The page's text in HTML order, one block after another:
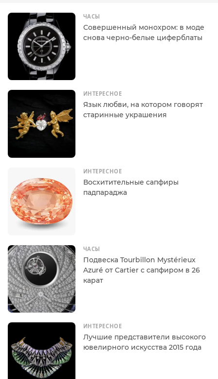
ЧАСЫ
Совершенный монохром: в моде
снова черно-белые циферблаты
ИНТЕРЕСНОЕ
Язык любви, на котором говорят
старинные украшения
ИНТЕРЕСНОЕ
Восхитительные сапфиры
падпараджа
ЧАСЫ
Подвеска Tourbillon Mystérieux
Azuré от Cartier с сапфиром в 26
карат
ИНТЕРЕСНОЕ
Лучшие представители высокого
ювелирного искусства 2015 года